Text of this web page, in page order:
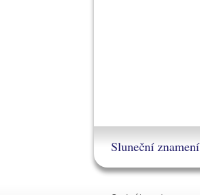
Sluneční znamení